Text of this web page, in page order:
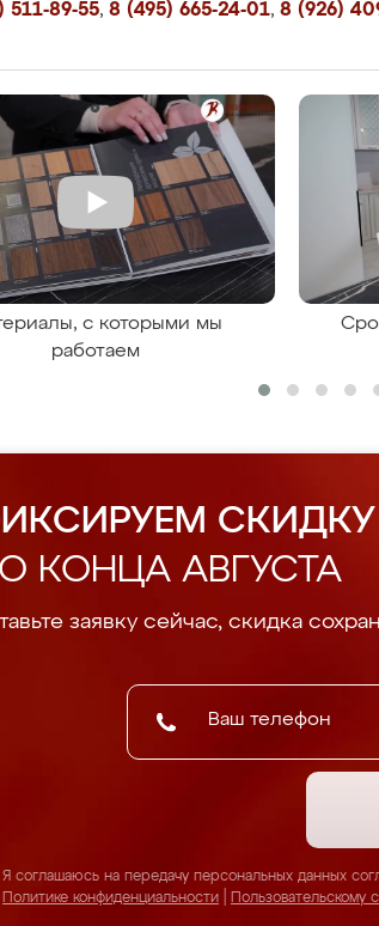
511-89-55, 8 (495) 665-24-01, 8 (926)
с которыми мы
работаем
СКИДКУ
КОНЦА АВГУСТА
заявку сейчас, скидка
Я соглашаюсь на передачу персональных данных
Политике конфиденциальности
Пользовательскому